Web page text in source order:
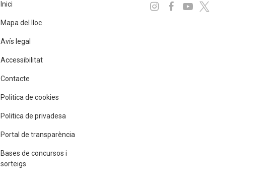
Inici
Mapa del lloc
Avís legal
Accessibilitat
Contacte
Politica de cookies
Politica de privadesa
Portal de transparència
Bases de concursos i
sorteigs
Instagram
Facebook
Youtube